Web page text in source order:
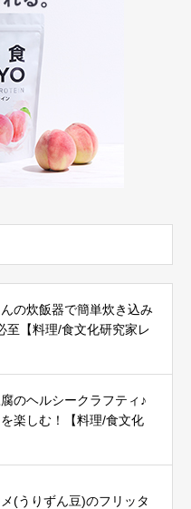
の炊飯器で簡単炊き込み
至【料理/食文化研究家レ
のヘルシークラフティ♪
楽しむ！【料理/食文化
(うりずん豆)のフリッタ